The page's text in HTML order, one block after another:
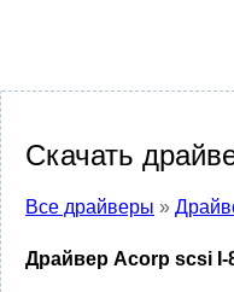
Скачать
Все драйверы »
Драйвер Acorp scsi I-